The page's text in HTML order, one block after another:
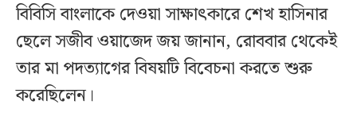
বিবিসি বাংলাকে দেওয়া সাক্ষাৎকারে শেখ হাসিনার
ছেলে সজীব ওয়াজেদ জয় জানান, রোববার থেকেই
তার মা পদত্যাগের বিষয়টি বিবেচনা করতে শুরু
করেছিলেন।